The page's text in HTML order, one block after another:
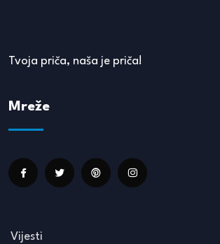
Tvoja priča, naša je priča!
Mreže
Vijesti